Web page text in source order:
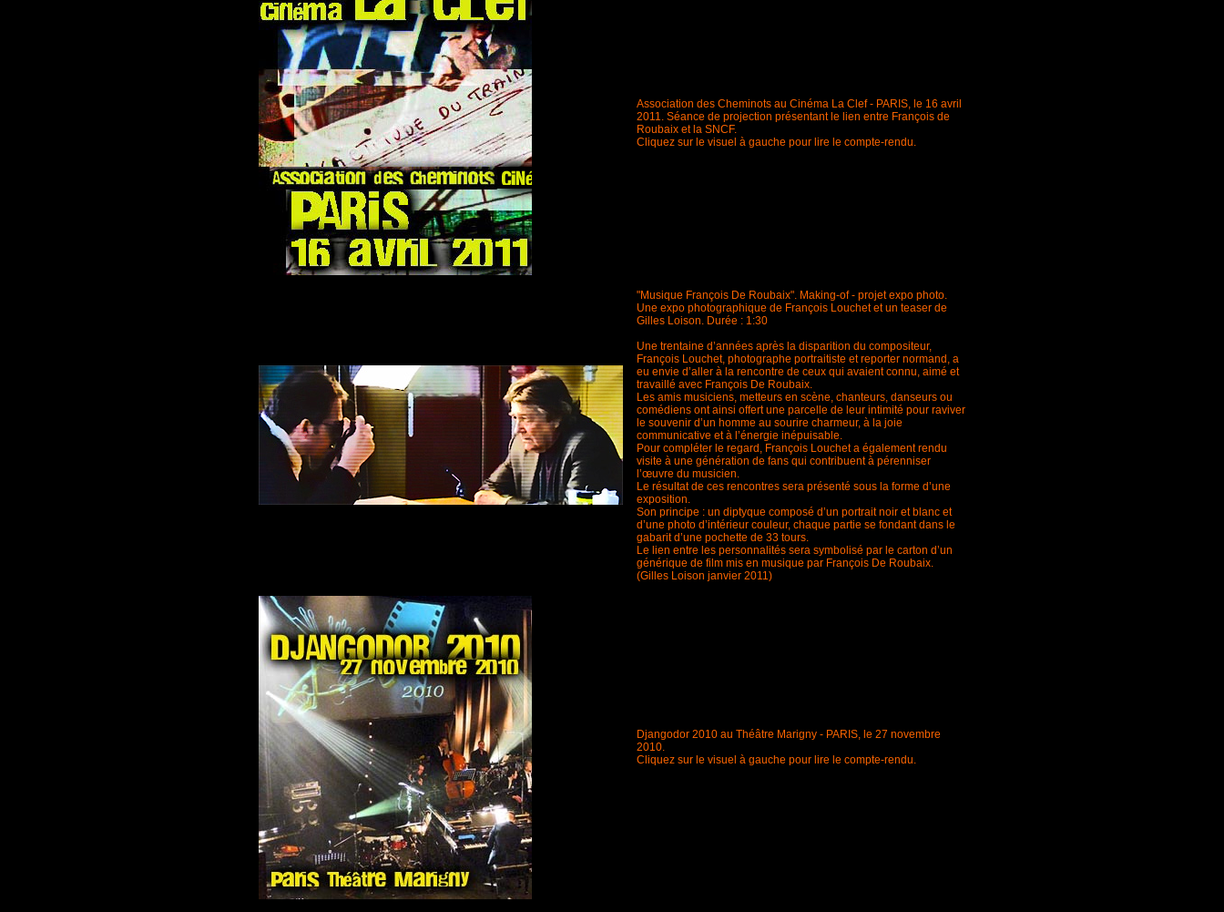
Association des Cheminots au Cinéma La Clef - PARIS, le 16 avril
2011. Séance de projection présentant le lien entre François de
Roubaix et la SNCF.
Cliquez sur le visuel à gauche pour lire le compte-rendu.
"Musique François De Roubaix". Making-of - projet expo photo.
Une expo photographique de François Louchet et un teaser de
Gilles Loison. Durée : 1:30
Une trentaine d’années après la disparition du compositeur,
François Louchet, photographe portraitiste et reporter normand, a
eu envie d’aller à la rencontre de ceux qui avaient connu, aimé et
travaillé avec François De Roubaix.
Les amis musiciens, metteurs en scène, chanteurs, danseurs ou
comédiens ont ainsi offert une parcelle de leur intimité pour raviver
le souvenir d’un homme au sourire charmeur, à la joie
communicative et à l’énergie inépuisable.
Pour compléter le regard, François Louchet a également rendu
visite à une génération de fans qui contribuent à pérenniser
l’œuvre du musicien.
Le résultat de ces rencontres sera présenté sous la forme d’une
exposition.
Son principe : un diptyque composé d’un portrait noir et blanc et
d’une photo d’intérieur couleur, chaque partie se fondant dans le
gabarit d’une pochette de 33 tours.
Le lien entre les personnalités sera symbolisé par le carton d’un
générique de film mis en musique par François De Roubaix.
(Gilles Loison janvier 2011)
Djangodor 2010 au Théâtre Marigny - PARIS, le 27 novembre
2010.
Cliquez sur le visuel à gauche pour lire le compte-rendu.